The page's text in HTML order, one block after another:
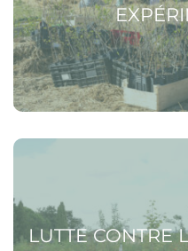
LUTTE CONTRE
Voir la page Lutte contre